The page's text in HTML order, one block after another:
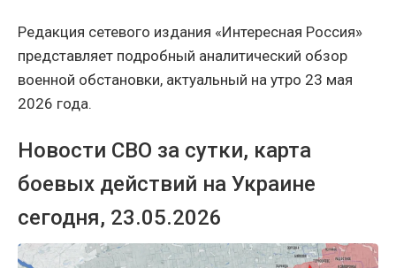
Редакция сетевого издания «Интересная Россия»
представляет подробный аналитический обзор
военной обстановки, актуальный на утро 23 мая
2026 года.
Новости СВО за сутки, карта
боевых действий на Украине
сегодня, 23.05.2026